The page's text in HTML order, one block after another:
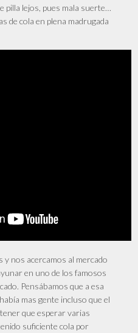
pilla lejos, pues mala suerte…
de cola en plena madrugada
y nos acercamos al mercado
en uno de los famosos
Pensábamos que a esa
mas gente incluso que el
que esperar varias
suficiente cola por